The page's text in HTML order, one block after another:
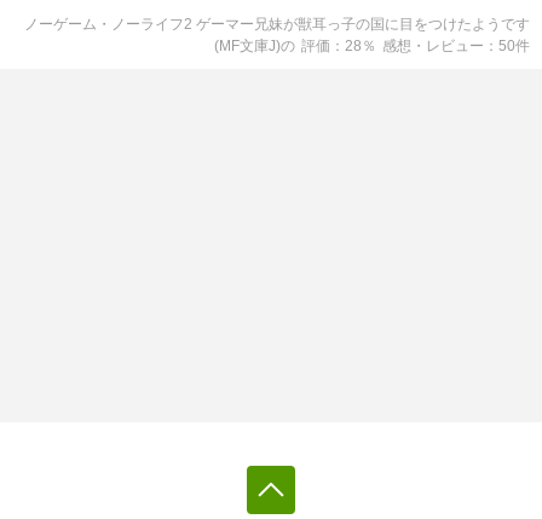
ノーゲーム・ノーライフ2 ゲーマー兄妹が獣耳っ子の国に目をつけたようです
(MF文庫J)の 評価 28 ％ 感想・レビュー 50件